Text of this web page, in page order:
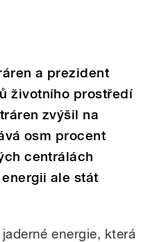
a prezident
životního prostředí
zvýšil na
osm procent
centrálách
ale stát
energie, která